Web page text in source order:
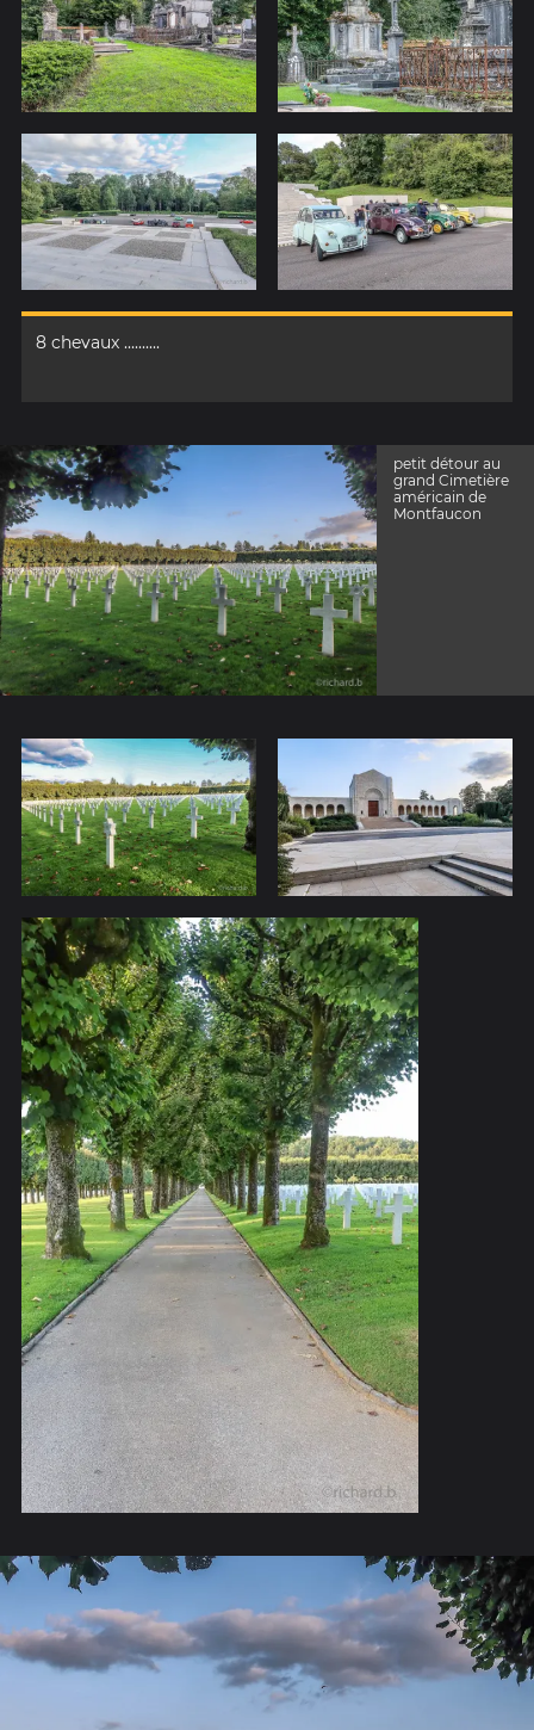
8 chevaux ..........
petit détour au
grand Cimetière
américain de
Montfaucon